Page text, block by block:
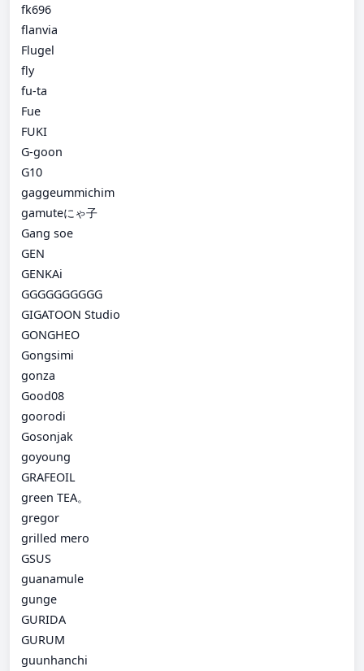
fk696
flanvia
Flugel
fly
fu-ta
Fue
FUKI
G-goon
G10
gaggeummichim
gamuteにゃ子
Gang soe
GEN
GENKAi
GGGGGGGGGG
GIGATOON Studio
GONGHEO
Gongsimi
gonza
Good08
goorodi
Gosonjak
goyoung
GRAFEOIL
green TEA。
gregor
grilled mero
GSUS
guanamule
gunge
GURIDA
GURUM
guunhanchi